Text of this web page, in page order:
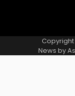
News by